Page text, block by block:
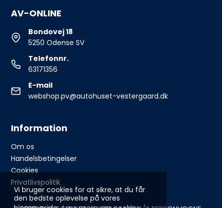
Vi bruger cookies for at sikre, at du får
den bedste oplevelse på vores
AV-ONLINE
Bondovej 18
5250 Odense SV
Telefonnr.
63171356
E-mail
webshop.pv@autohuset-vestergaard.dk
Information
Om os
Handelsbetingelser
Cookies
Privatlivspolitik